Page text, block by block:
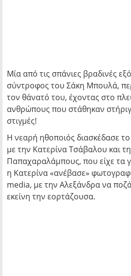
Μία από τις σπάνιες βραδινές
σύντροφος του Σάκη Μπουλά,
τον θάνατό του, έχοντας στο
ανθρώπους που στάθηκαν
στιγμές!
Η νεαρή ηθοποιός διασκέδασε
με την Κατερίνα Τσάβαλου και
Παπαχαραλάμπους, που είχε τα
η Κατερίνα «ανέβασε»
media, με την Αλεξάνδρα να
εκείνη την εορτάζουσα.